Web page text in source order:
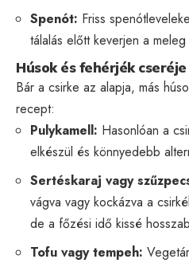
Spenót: Friss
tálalás előtt keverjen a
Húsok és fehérjék cseréje
Bár a csirke az alapja, más
recept:
Pulykamell: Hasonlóan a
elkészül és könnyedebb
Sertéskaraj vagy
vágva vagy kockázva a
de a főzési idő kissé
Tofu vagy tempeh: